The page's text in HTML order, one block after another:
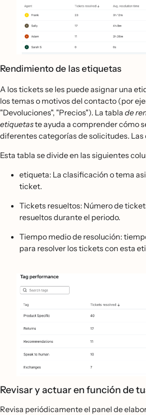
Rendimiento de las etiquetas
A los tickets se les puede asignar una
los temas o motivos del contacto (por
"Devoluciones", "Precios"). La tabla de
etiquetaste ayuda a comprender cómo
diferentes categorías de solicitudes.
Esta tabla se divide en las siguientes
etiqueta: La clasificación o tema
ticket.
Tickets resueltos: Número de
resueltos durante el periodo.
Tiempo medio de resolución:
para resolver los tickets con esta
Revisar y actuar en función de
Revisa periódicamente el panel de